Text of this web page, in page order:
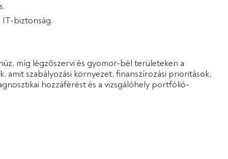
IT-biztonság.
míg légzőszervi és gyomor-bél területeken a
szabályozási környezet, finanszírozási prioritások,
hozzáférést és a vizsgálóhely portfólió-